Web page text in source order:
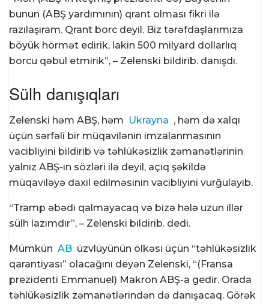
bunun (ABŞ yardımının) qrant olması fikri ilə
razılaşıram. Qrant borc deyil. Biz tərəfdaşlarımıza
böyük hörmət edirik, lakin 500 milyard dollarlıq
borcu qəbul etmirik”, – Zelenski bildirib. danışdı.
Sülh danışıqları
Zelenski həm ABŞ, həm Ukrayna , həm də xalqı
üçün sərfəli bir müqavilənin imzalanmasının
vacibliyini bildirib və təhlükəsizlik zəmanətlərinin
yalnız ABŞ-ın sözləri ilə deyil, açıq şəkildə
müqaviləyə daxil edilməsinin vacibliyini vurğulayıb.
“Tramp əbədi qalmayacaq və bizə hələ uzun illər
sülh lazımdır”, – Zelenski bildirib. dedi.
Mümkün AB üzvlüyünün ölkəsi üçün “təhlükəsizlik
qarantiyası” olacağını deyən Zelenski, “(Fransa
prezidenti Emmanuel) Makron ABŞ-a gedir. Orada
təhlükəsizlik zəmanətlərindən də danışacaq. Görək